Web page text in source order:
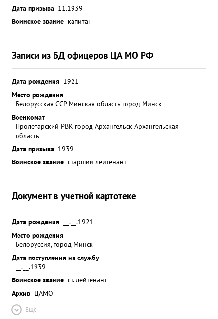
Дата призыва 11.1939
Воинское звание капитан
Записи из БД офицеров ЦА МО РФ
Дата рождения 1921
Место рождения
Белорусская ССР Минская область город Минск
Военкомат
Пролетарский РВК город Архангельск Архангельская
область
Дата призыва 1939
Воинское звание старший лейтенант
Документ в учетной картотеке
Дата рождения
__.__.1921
Место рождения
Белоруссия, город Минск
Дата поступления на службу
__.__.1939
Воинское звание ст. лейтенант
Архив ЦАМО
Ещё